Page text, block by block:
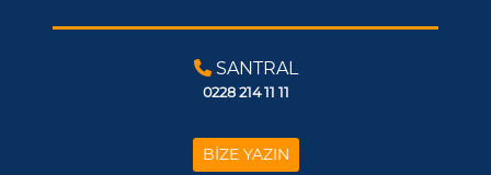
SANTRAL
0228 214 11 11
BİZE YAZIN